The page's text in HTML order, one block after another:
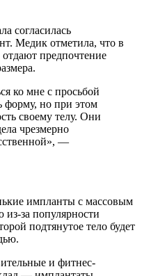
согласилась
Медик отметила, что в
отдают предпочтение
ко мне с просьбой
форму, но при этом
своему телу. Они
чрезмерно
—
импланты с массовым
за популярности
подтянутое тело будет
и фитнес-